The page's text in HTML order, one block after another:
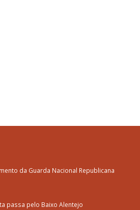
da Guarda Nacional Republicana
passa pelo Baixo Alentejo